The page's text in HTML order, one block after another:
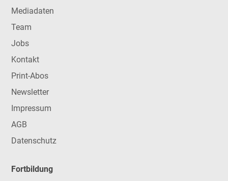
Mediadaten
Team
Jobs
Kontakt
Print-Abos
Newsletter
Impressum
AGB
Datenschutz
Fortbildung